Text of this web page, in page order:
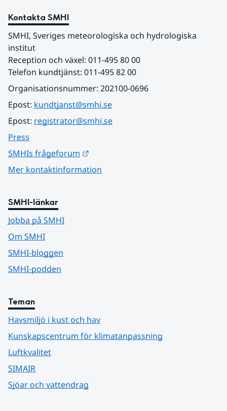
Kontakta SMHI
SMHI, Sveriges meteorologiska och hydrologiska
institut
Reception och växel: 011-495 80 00
Telefon kundtjänst: 011-495 82 00
Organisationsnummer: 202100-0696
Epost: kundtjanst@smhi.se
Epost: registrator@smhi.se
Press
SMHIs frågeforum
Mer kontaktinformation
SMHI-länkar
Jobba på SMHI
Om SMHI
SMHI-bloggen
SMHI-podden
Teman
Havsmiljö i kust och hav
Kunskapscentrum för klimatanpassning
Luftkvalitet
SIMAIR
Sjöar och vattendrag